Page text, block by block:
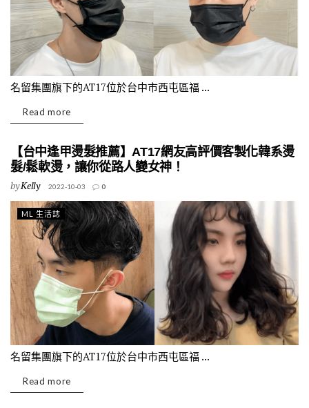
名留集團旗下的AT17位於台中市西屯區福 ...
Read more
【台中逢甲燙髮推薦】AT17網友高評價客製化韓系燙
髮/鬆軟燙，讓你從路人變女神！
byKelly 2022-10-03 0
ML 生活誌
名留集團旗下的AT17位於台中市西屯區福 ...
Read more